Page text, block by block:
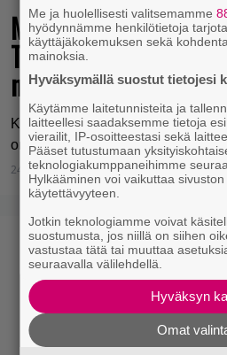
Mobiilipelaajan
Turtle Beach Scout
nappikuulokkeet
Kevyet ja ookoo-latenssiset
ongelmilla.
24.5.2022 16:05 Tom Kajaslampi
Me ja huolellisesti valitsemamme
hyödynnämme henkilötietoja
käyttäjäkokemuksen sekä
mainoksia.
Hyväksymällä suostut tietojesi
Käytämme laitetunnisteita ja
laitteellesi saadaksemme tietoja
vierailit, IP-osoitteestasi sekä
Pääset tutustumaan
teknologiakumppaneihimme
Hylkääminen voi vaikuttaa
käytettävyyteen.
Jotkin teknologiamme voivat
suostumusta, jos niillä on siihen
vastustaa tätä tai muuttaa
seuraavalla välilehdellä.
Hyväksyn
Omat